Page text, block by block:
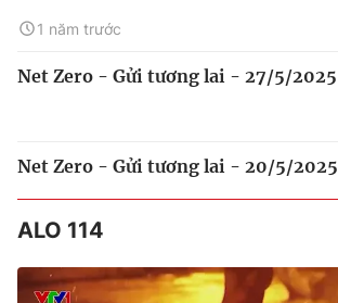
1 năm trước
Net Zero - Gửi tương lai - 27/5/2025
Net Zero - Gửi tương lai - 20/5/2025
ALO 114